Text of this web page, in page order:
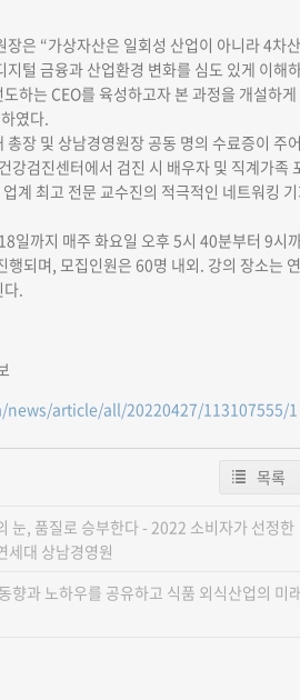
장은 “가상자산은 일회성 산업이 아니라 4차산
지털 금융과 산업환경 변화를 심도 있게 이해
하는 CEO를 육성하고자 본 과정을 개설하게
였다.
장 및 상남경영원장 공동 명의 수료증이 주
강검진센터에서 검진 시 배우자 및 직계가족
계 최고 전문 교수진의 적극적인 네트워킹
일까지 매주 화요일 오후 5시 40분부터 9시
행되며, 모집인원은 60명 내외. 강의 장소는 연
다.
article/all/20220427/113107555/1
목록
눈, 품질로 승부한다 - 2022 소비자가 선정한
세대 상남경영원
향과 노하우를 공유하고 식품 외식산업의 미